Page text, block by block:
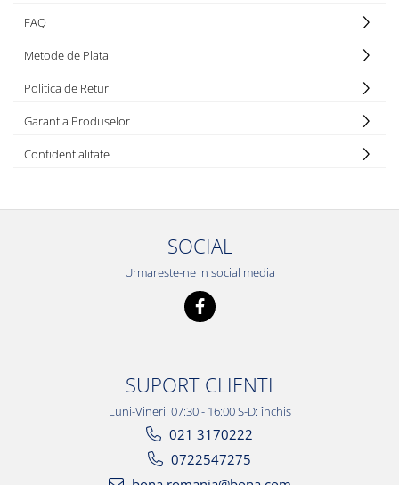
FAQ
Metode de Plata
Politica de Retur
Garantia Produselor
Confidentialitate
SOCIAL
Urmareste-ne in social media
SUPORT CLIENTI
Luni-Vineri: 07:30 - 16:00 S-D: închis
021 3170222
0722547275